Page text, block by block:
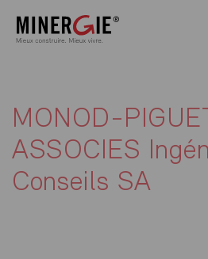
MONOD-
ASSOCIES
Conseils SA